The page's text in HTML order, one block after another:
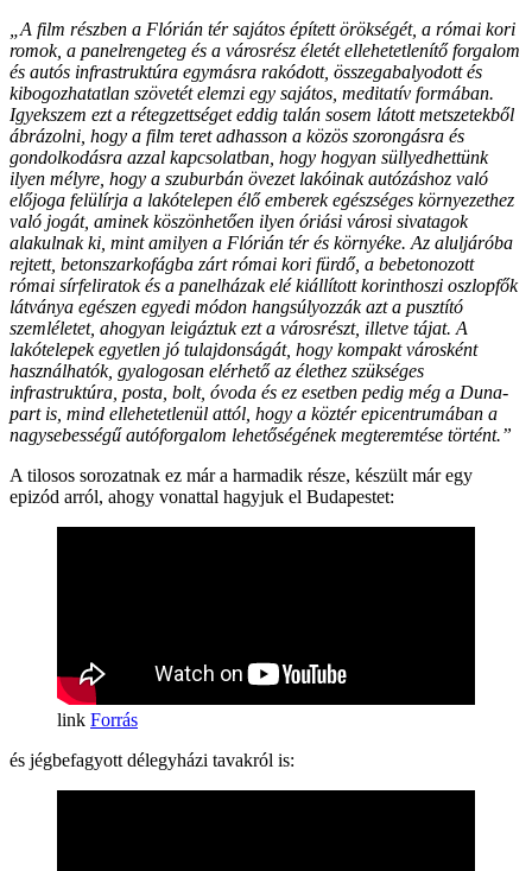
„A film részben a Flórián tér sajátos épített örökségét, a római kori
romok, a panelrengeteg és a városrész életét ellehetetlenítő forgalom
és autós infrastruktúra egymásra rakódott, összegabalyodott és
kibogozhatatlan szövetét elemzi egy sajátos, meditatív formában.
Igyekszem ezt a rétegzettséget eddig talán sosem látott metszetekből
ábrázolni, hogy a film teret adhasson a közös szorongásra és
gondolkodásra azzal kapcsolatban, hogy hogyan süllyedhettünk
ilyen mélyre, hogy a szuburbán övezet lakóinak autózáshoz való
előjoga felülírja a lakótelepen élő emberek egészséges környezethez
való jogát, aminek köszönhetően ilyen óriási városi sivatagok
alakulnak ki, mint amilyen a Flórián tér és környéke. Az aluljáróba
rejtett, betonszarkofágba zárt római kori fürdő, a bebetonozott
római sírfeliratok és a panelházak elé kiállított korinthoszi oszlopfők
látványa egészen egyedi módon hangsúlyozzák azt a pusztító
szemléletet, ahogyan leigáztuk ezt a városrészt, illetve tájat. A
lakótelepek egyetlen jó tulajdonságát, hogy kompakt városként
használhatók, gyalogosan elérhető az élethez szükséges
infrastruktúra, posta, bolt, óvoda és ez esetben pedig még a Duna-
part is, mind ellehetetlenül attól, hogy a köztér epicentrumában a
nagysebességű autóforgalom lehetőségének megteremtése történt.”
A tilosos sorozatnak ez már a harmadik része, készült már egy
epizód arról, ahogy vonattal hagyjuk el Budapestet:
Forrás
és jégbefagyott délegyházi tavakról is: